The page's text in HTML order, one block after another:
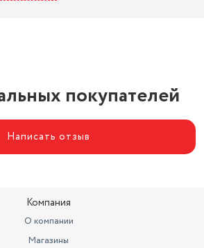
покупателей
Написать отзыв
Компания
О компании
Магазины